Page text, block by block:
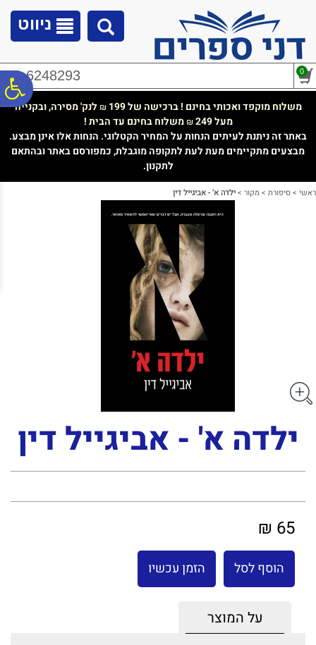
נגישות
ניווט
02-6248293 0
משלוח מוקפד ואכותי בחינם ! ברכישה של 199 ₪ לנק' מסירה, ובקנייה
מעל 249
₪משלוח בחינם עד הבית !
באתר זה ניתנת לעיתים הנחות על המחיר הקטלוגי. הנחות אלו אינן מבצע.
מבצעים מתקיימים מעת לעת לתקופה מוגבלת, כמפורסם באתר ובהתאם
לתקנון.
ראשי >סיפורת >מקור >ילדה א' - אביגייל דין
ילדה א' - אביגייל דין
65 ₪
הוסף לסל הזמן עכשיו
על המוצר